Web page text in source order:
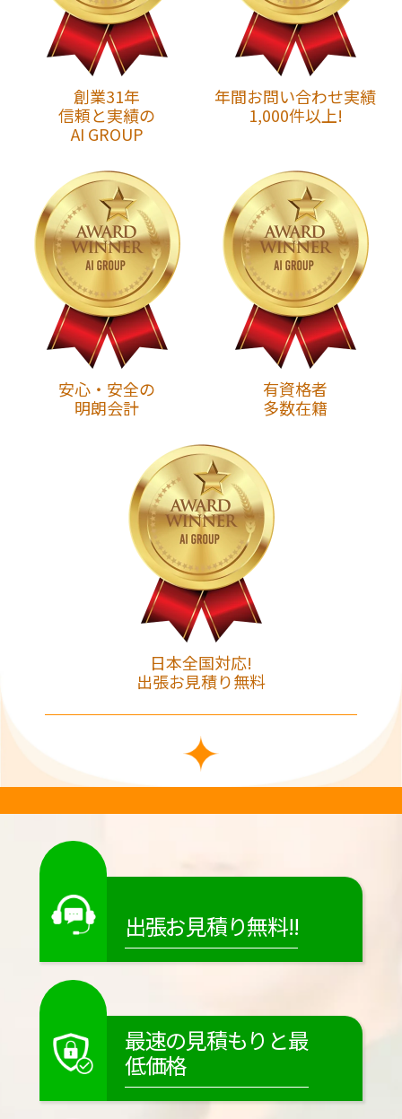
創業31年
信頼と実績の
AI GROUP
年間お問い合わせ実績
1,000件以上!
安心・安全の
明朗会計
有資格者
多数在籍
日本全国対応!
出張お見積り無料
出張お見積り無料!!
最速の見積もりと最
低価格